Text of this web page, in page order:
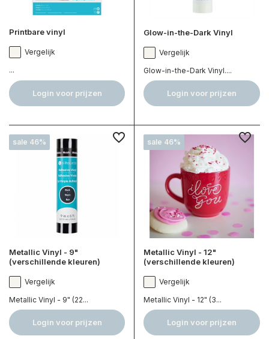
Printbare vinyl
Vergelijk
...
Login voor prijzen
Glow-in-the-Dark Vinyl
Vergelijk
Glow-in-the-Dark Vinyl....
Login voor prijzen
sale 46%
Metallic Vinyl - 9"
(verschillende kleuren)
Vergelijk
Metallic Vinyl - 9" (22...
Login voor prijzen
sale 46%
Metallic Vinyl - 12"
(verschillende kleuren)
Vergelijk
Metallic Vinyl - 12" (3...
Login voor prijzen